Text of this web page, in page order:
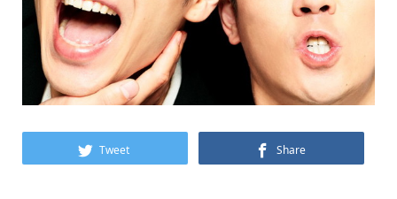
Tweet Share